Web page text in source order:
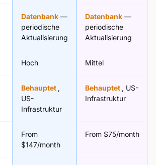
Datenbank —
periodische
Aktualisierung
Datenbank —
periodische
Aktualisierung
Hoch Mittel
Behauptet ,
US-
Infrastruktur
Behauptet , US-
Infrastruktur
From
$147/month
From $75/month